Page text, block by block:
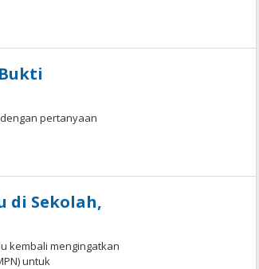
dengan pertanyaan
di Sekolah,
kembali mengingatkan
untuk